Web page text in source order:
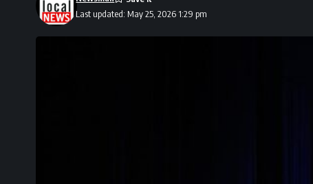
Last updated: May 25, 2026 1:29 pm